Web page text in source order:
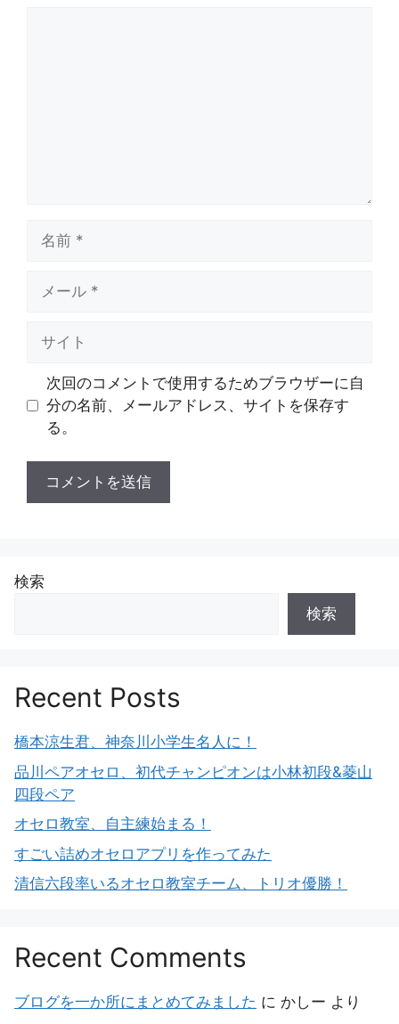
次回のコメントで使用するためブラウザーに自
分の名前、メールアドレス、サイトを保存す
る。
検索
検索
Recent Posts
橋本涼生君、神奈川小学生名人に！
品川ペアオセロ、初代チャンピオンは小林初段&菱山
四段ペア
オセロ教室、自主練始まる！
すごい詰めオセロアプリを作ってみた
清信六段率いるオセロ教室チーム、トリオ優勝！
Recent Comments
ブログを一か所にまとめてみました に かしー より